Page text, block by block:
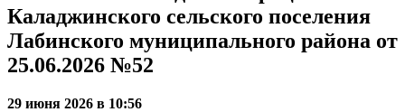
Каладжинского сельского поселения
Лабинского муниципального района от
25.06.2026 №52
29 июня 2026 в 10:56